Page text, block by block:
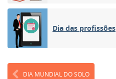
Dia das profissões
DIA MUNDIAL DO SOLO